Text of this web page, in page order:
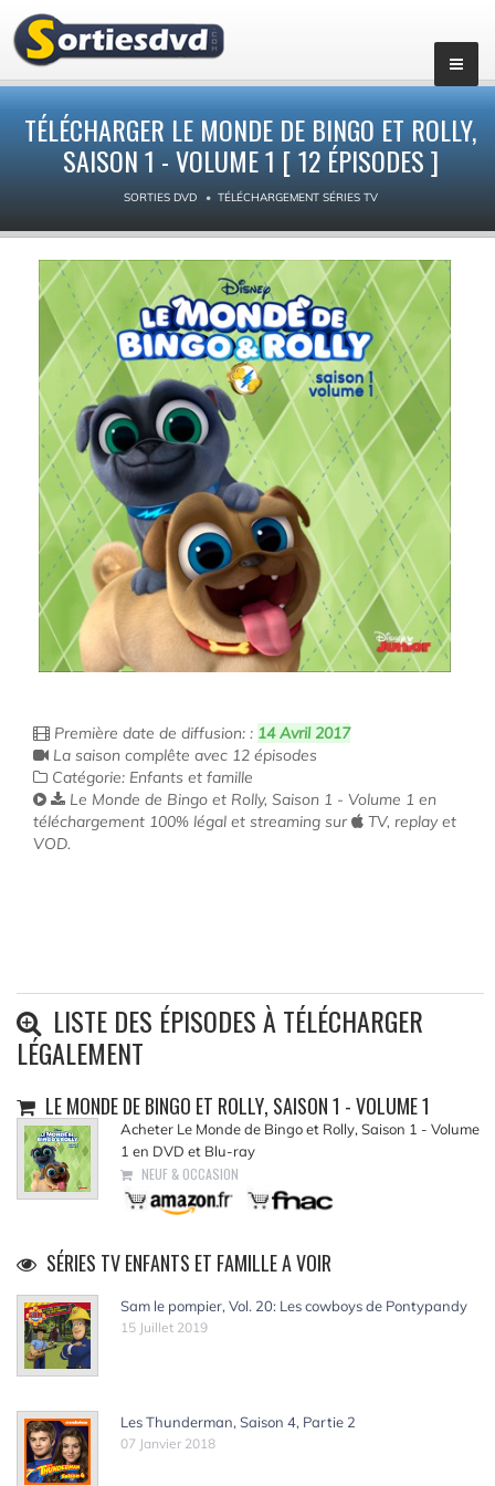
TÉLÉCHARGER LE MONDE DE BINGO ET ROLLY,
SAISON 1 - VOLUME 1 [ 12 ÉPISODES ]
SORTIES DVD TÉLÉCHARGEMENT SÉRIES TV
Première date de diffusion: : 14 Avril 2017
La saison complête avec 12 épisodes
Catégorie: Enfants et famille
Le Monde de Bingo et Rolly, Saison 1 - Volume 1 en
téléchargement 100% légal et streaming sur
TV, replay et
VOD.
LISTE DES ÉPISODES À TÉLÉCHARGER
LÉGALEMENT
LE MONDE DE BINGO ET ROLLY, SAISON 1 - VOLUME 1
Acheter Le Monde de Bingo et Rolly, Saison 1 - Volume
1 en DVD et Blu-ray
NEUF & OCCASION
SÉRIES TV ENFANTS ET FAMILLE A VOIR
Sam le pompier, Vol. 20: Les cowboys de Pontypandy
15 Juillet 2019
Les Thunderman, Saison 4, Partie 2
07 Janvier 2018